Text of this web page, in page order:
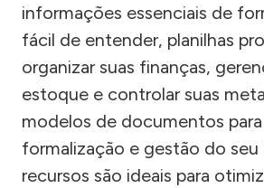
informações essenciais de
fácil de entender, planilhas
organizar suas finanças,
estoque e controlar suas
modelos de documentos para
formalização e gestão do seu
recursos são ideais para